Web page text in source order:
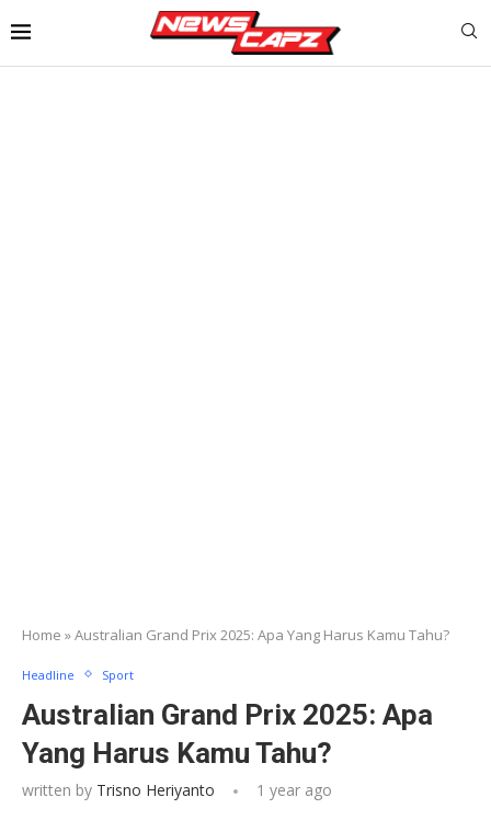
Home »Australian Grand Prix 2025: Apa Yang Harus Kamu Tahu?
Headline Sport
Australian Grand Prix 2025: Apa
Yang Harus Kamu Tahu?
written by Trisno Heriyanto 1 year ago